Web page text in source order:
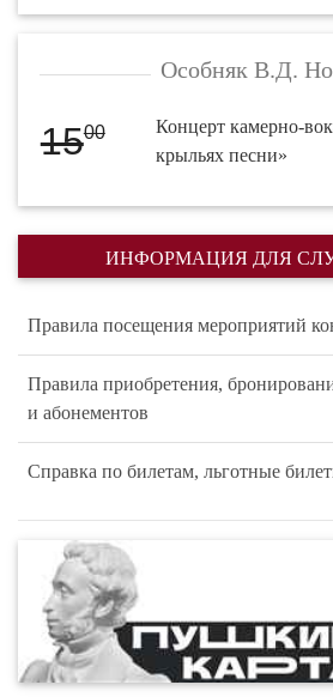
Особняк В.Д.
1500
Концерт камерно-
крыльях песни»
ИНФОРМАЦИЯ ДЛЯ
Правила посещения мероприятий
Правила приобретения,
и абонементов
Справка по билетам, льготные